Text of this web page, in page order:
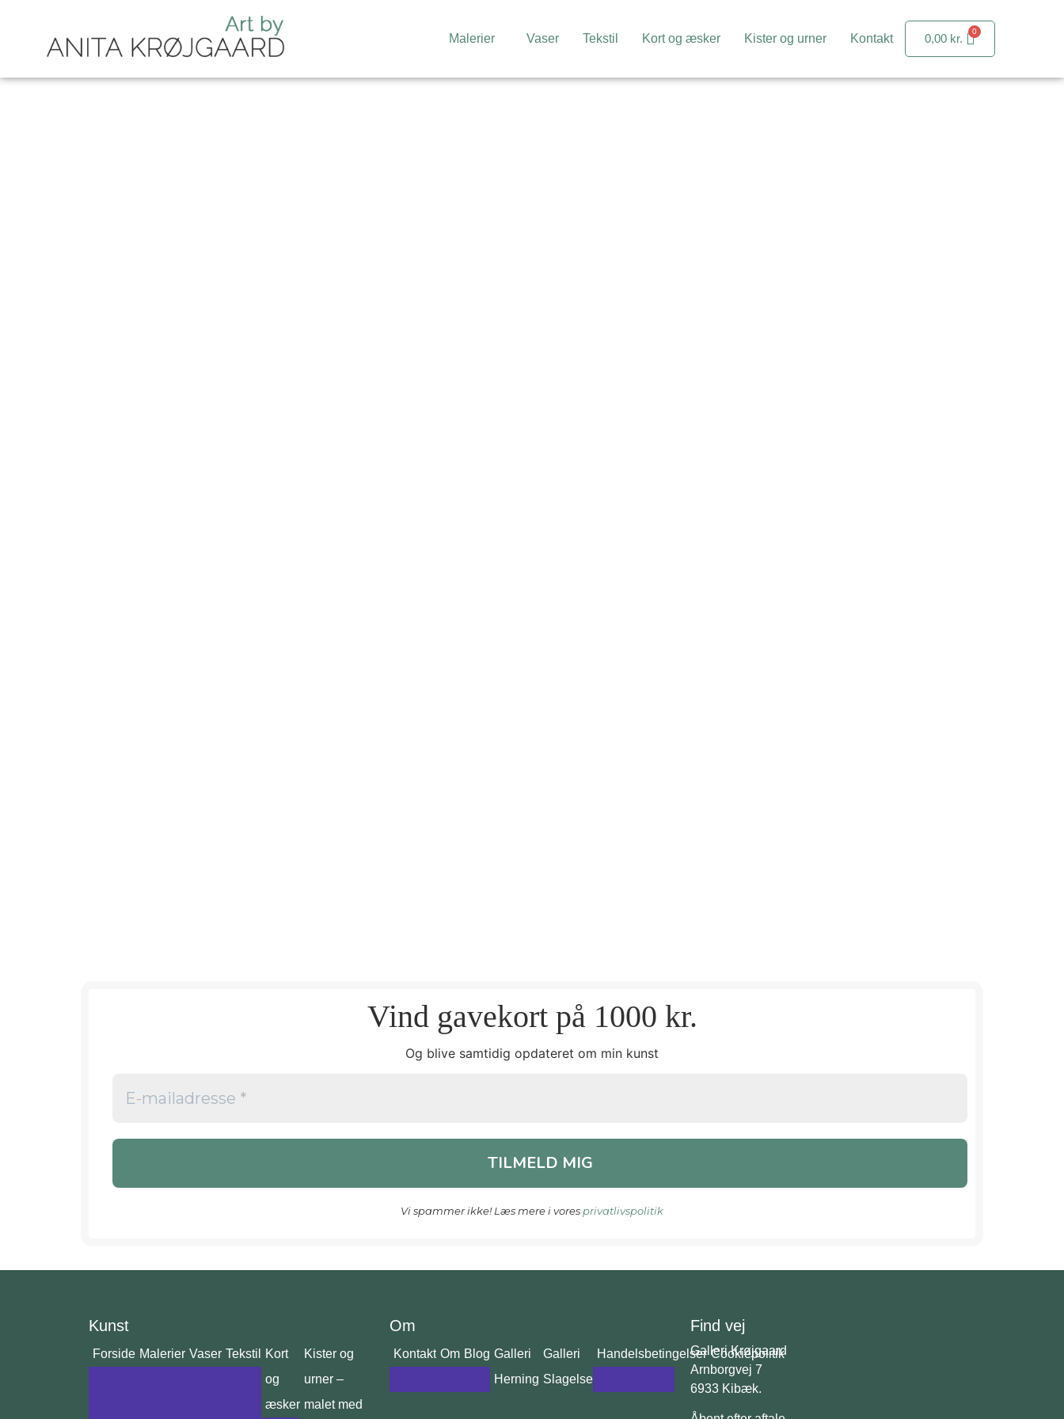
Malerier Vaser Tekstil Kort og æsker Kister og urner Kontakt 0,00 kr.
Vind gavekort på 1000 kr.
Og blive samtidig opdateret om min kunst
Vi spammer ikke! Læs mere i voresprivatlivspolitik
Kunst
Forside Malerier Vaser Tekstil
Kort
og
æsker
Kister og
urner –
malet med
Om
Kontakt Om Blog Galleri
Herning
Galleri
Slagelse
Handelsbetingelser Cookiepolitik
Find vej
Galleri Krøjgaard
Arnborgvej 7
6933 Kibæk.